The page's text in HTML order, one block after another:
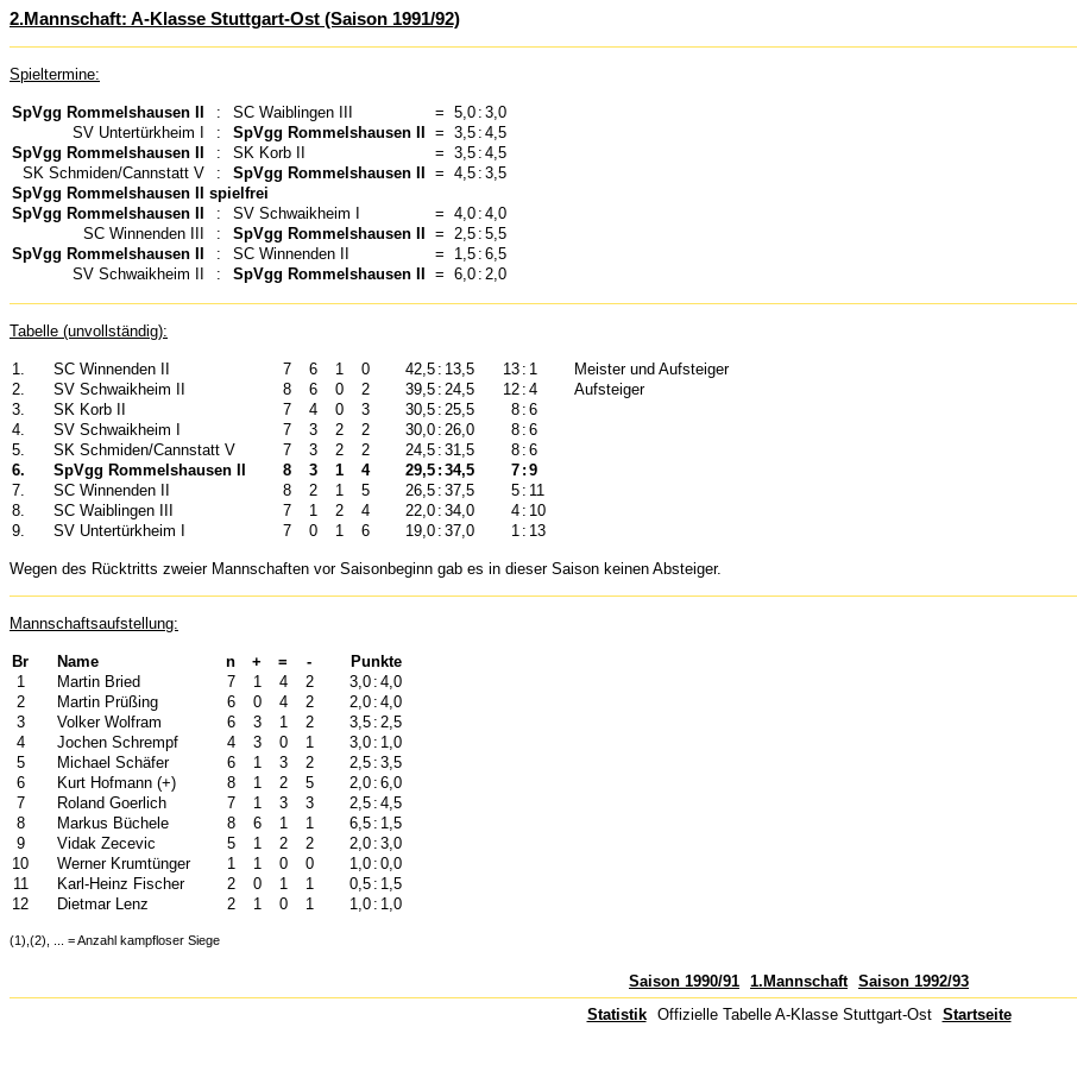
2.Mannschaft: A-Klasse Stuttgart-Ost (Saison 1991/92)
Spieltermine:
SpVgg Rommelshausen II : SC Waiblingen III = 5,0 : 3,0
SV Untertürkheim I
: SpVgg Rommelshausen II = 3,5 : 4,5
SpVgg Rommelshausen II
: SK Korb II = 3,5 : 4,5
SK Schmiden/Cannstatt V
: SpVgg Rommelshausen II = 4,5 : 3,5
SpVgg Rommelshausen II spielfrei
SpVgg Rommelshausen II
: SV Schwaikheim I = 4,0 : 4,0
SC Winnenden III
: SpVgg Rommelshausen II = 2,5 : 5,5
SpVgg Rommelshausen II
: SC Winnenden II = 1,5 : 6,5
SV Schwaikheim II
: SpVgg Rommelshausen II = 6,0 : 2,0
Tabelle (unvollständig):
1. SC Winnenden II 7 6 1 0 42,5 : 13,5 13 : 1
Meister und Aufsteiger
2.
SV Schwaikheim II 8 6 0 2 39,5 : 24,5 12 : 4
Aufsteiger
3.
SK Korb II 7 4 0 3 30,5 : 25,5 8 : 6
4.
SV Schwaikheim I 7 3 2 2 30,0 : 26,0 8 : 6
5.
SK Schmiden/Cannstatt V 7 3 2 2 24,5 : 31,5 8 : 6
6.
SpVgg Rommelshausen II 8 3 1 4 29,5 : 34,5 7 : 9
7.
SC Winnenden II 8 2 1 5 26,5 : 37,5 5 : 11
8.
SC Waiblingen III 7 1 2 4 22,0 : 34,0 4 : 10
9.
SV Untertürkheim I 7 0 1 6 19,0 : 37,0 1 : 13
Wegen des Rücktritts zweier Mannschaften vor Saisonbeginn gab es in dieser Saison keinen Absteiger.
Mannschaftsaufstellung:
Br Name n + = -
Punkte
1
Martin Bried 7 1 4 2 3,0 : 4,0
2
Martin Prüßing 6 0 4 2 2,0 : 4,0
3
Volker Wolfram 6 3 1 2 3,5 : 2,5
4
Jochen Schrempf 4 3 0 1 3,0 : 1,0
5
Michael Schäfer 6 1 3 2 2,5 : 3,5
6
Kurt Hofmann (+) 8 1 2 5 2,0 : 6,0
7
Roland Goerlich 7 1 3 3 2,5 : 4,5
8
Markus Büchele 8 6 1 1 6,5 : 1,5
9
Vidak Zecevic 5 1 2 2 2,0 : 3,0
10
Werner Krumtünger 1 1 0 0 1,0 : 0,0
11
Karl-Heinz Fischer 2 0 1 1 0,5 : 1,5
12
Dietmar Lenz 2 1 0 1 1,0 : 1,0
(1),(2), ... = Anzahl kampfloser Siege
Saison 1990/91 1.Mannschaft Saison 1992/93
Statistik
Offizielle Tabelle A-Klasse Stuttgart-Ost Startseite